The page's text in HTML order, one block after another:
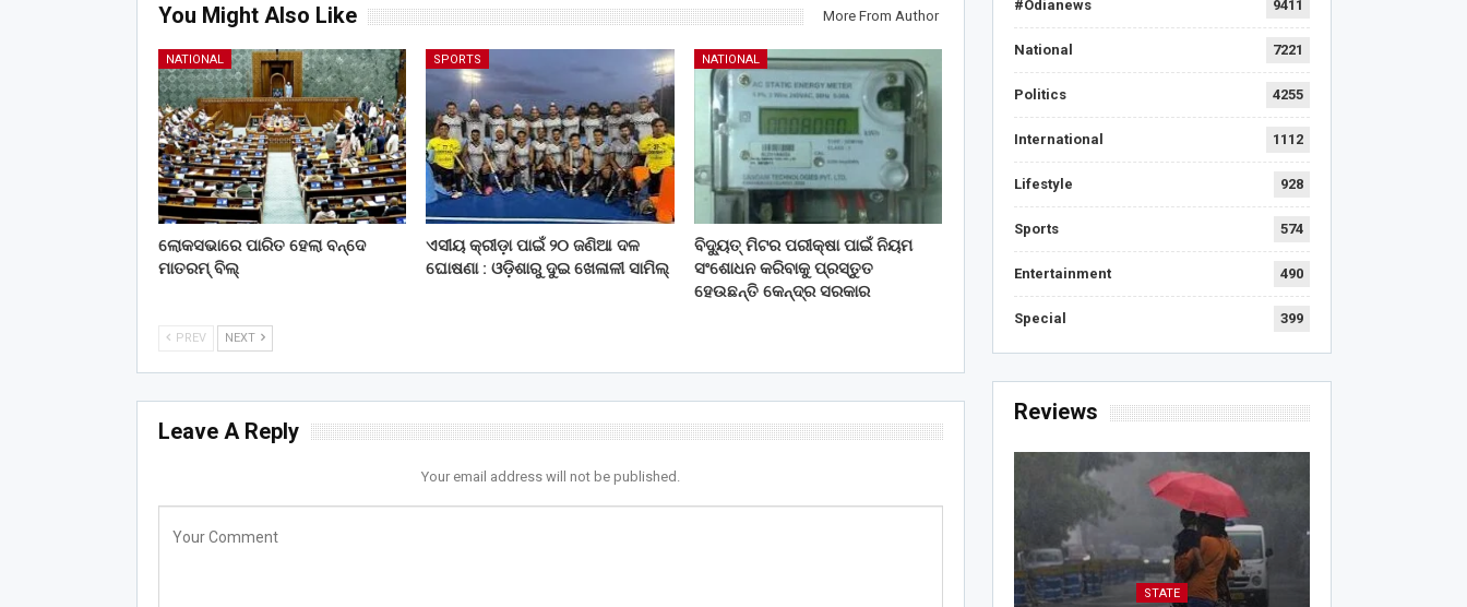
You Might Also Like More From Author
NATIONAL
ଲୋକସଭାରେ ପାରିତ ହେଲା ବନ୍ଦେ
ମାତରମ୍‌ ବିଲ୍‌
SPORTS
ଏସୀୟ କ୍ରୀଡ଼ା ପାଇଁ ୨୦ ଜଣିଆ ଦଳ
ଘୋଷଣା : ଓଡ଼ିଶାରୁ ଦୁଇ ଖେଳାଳୀ ସାମିଲ୍
NATIONAL
ବିଦ୍ୟୁତ୍ ମିଟର ପରୀକ୍ଷା ପାଇଁ ନିୟମ
ସଂଶୋଧନ କରିବାକୁ ପ୍ରସ୍ତୁତ
ହେଉଛନ୍ତି କେନ୍ଦ୍ର ସରକାର
PREV NEXT
Leave A Reply
Your email address will not be published.
#Odianews 9411
National 7221
Politics 4255
International 1112
Lifestyle 928
Sports 574
Entertainment 490
Special 399
Reviews
STATE